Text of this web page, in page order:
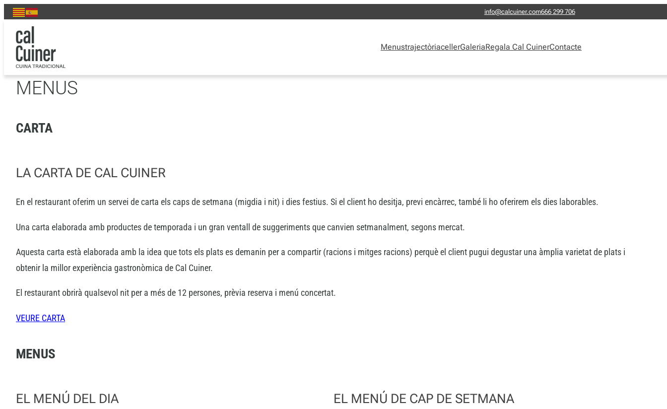
Vés
contingut
info@calcuiner.com666 299 706
MenustrajectòriacellerGaleriaRegala Cal CuinerContacte
MENUS
MENUS
CARTA
LA CARTA DE CAL CUINER
En el restaurant oferim un servei de carta els caps de setmana (migdia i nit) i dies festius. Si el client ho desitja, previ encàrrec, també li ho oferirem els dies laborables.
Una carta elaborada amb productes de temporada i un gran ventall de suggeriments que canvien setmanalment, segons mercat.
Aquesta carta està elaborada amb la idea que tots els plats es demanin per a compartir (racions i mitges racions) perquè el client pugui degustar una àmplia varietat de plats i
obtenir la millor experiència gastronòmica de Cal Cuiner.
El restaurant obrirà qualsevol nit per a més de 12 persones, prèvia reserva i menú concertat.
VEURE CARTA
MENUS
EL MENÚ DEL DIA EL MENÚ DE CAP DE SETMANA